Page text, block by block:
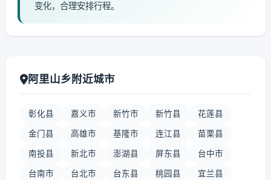
变化，合理安排行程。
阿里山乡附近城市
彰化县 嘉义市 新竹市 新竹县 花莲县
金门县 高雄市 基隆市 连江县 苗栗县
南投县 新北市 澎湖县 屏东县 台中市
台南市 台北市 台东县 桃园县 宜兰县